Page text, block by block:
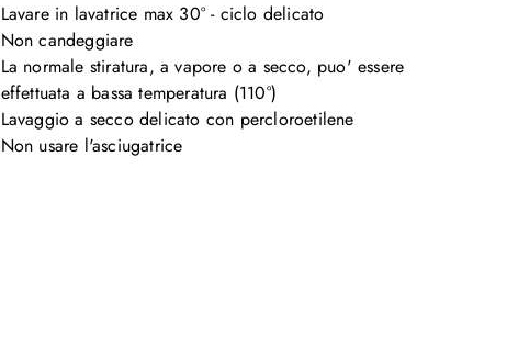
Lavare in lavatrice max 30° - ciclo delicato
Non candeggiare
La normale stiratura, a vapore o a secco, puo' essere
effettuata a bassa temperatura (110°)
Lavaggio a secco delicato con percloroetilene
Non usare l'asciugatrice